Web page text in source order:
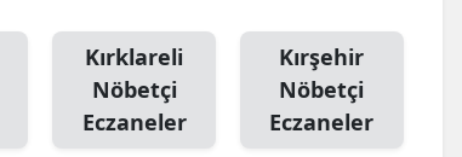
Kırklareli
Nöbetçi
Eczaneler
Kırşehir
Nöbetçi
Eczaneler